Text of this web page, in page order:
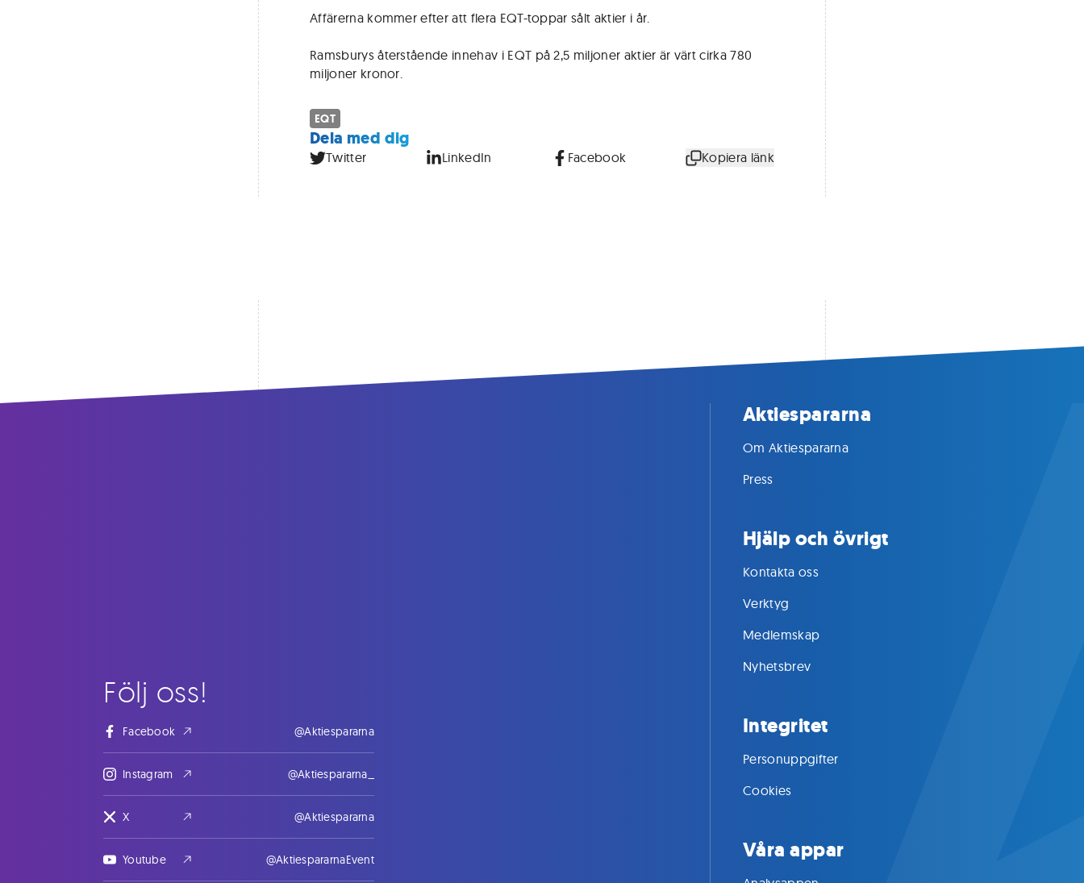
Affärerna kommer efter att flera EQT-toppar sålt aktier i år.
Ramsburys återstående innehav i EQT på 2,5 miljoner aktier är värt cirka 780
miljoner kronor.
EQT
Dela med dig
Twitter LinkedIn Facebook Kopiera länk
Följ oss!
Facebook @Aktiespararna
Instagram @Aktiespararna_
X @Aktiespararna
Youtube @AktiespararnaEvent
Aktiespararna
Om Aktiespararna
Press
Hjälp och övrigt
Kontakta oss
Verktyg
Medlemskap
Nyhetsbrev
Integritet
Personuppgifter
Cookies
Våra appar